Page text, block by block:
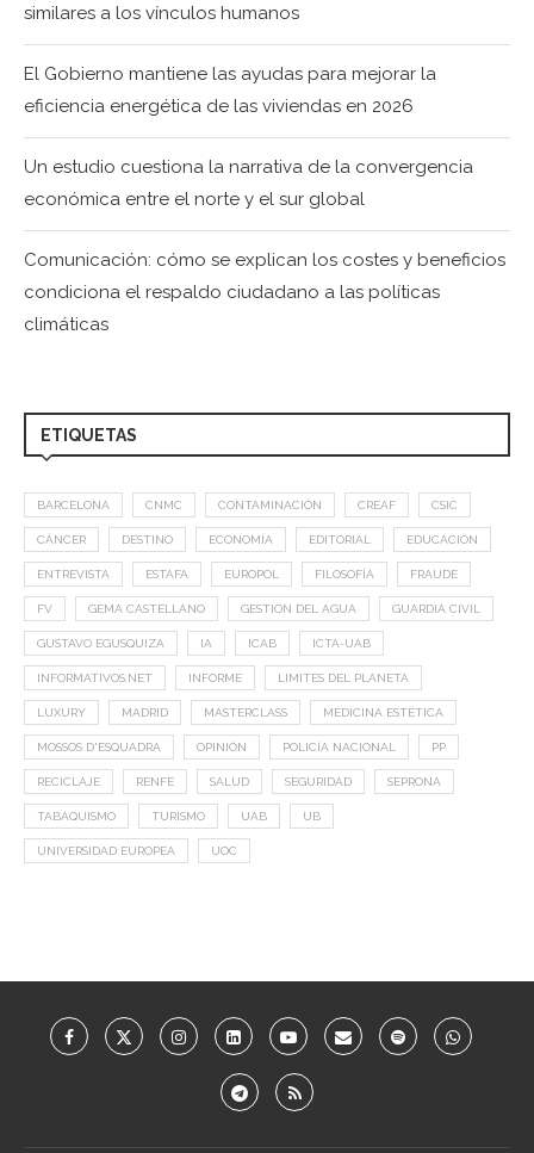
similares a los vínculos humanos
El Gobierno mantiene las ayudas para mejorar la
eficiencia energética de las viviendas en 2026
Un estudio cuestiona la narrativa de la convergencia
económica entre el norte y el sur global
Comunicación: cómo se explican los costes y beneficios
condiciona el respaldo ciudadano a las políticas
climáticas
ETIQUETAS
BARCELONA CNMC CONTAMINACIÓN CREAF CSIC
CÁNCER DESTINO ECONOMÍA EDITORIAL EDUCACIÓN
ENTREVISTA ESTAFA EUROPOL FILOSOFÍA FRAUDE
FV GEMA CASTELLANO GESTION DEL AGUA GUARDIA CIVIL
GUSTAVO EGUSQUIZA IA ICAB ICTA-UAB
INFORMATIVOS.NET INFORME LIMITES DEL PLANETA
LUXURY MADRID MASTERCLASS MEDICINA ESTÉTICA
MOSSOS D'ESQUADRA OPINIÓN POLICÍA NACIONAL PP
RECICLAJE RENFE SALUD SEGURIDAD SEPRONA
TABAQUISMO TURISMO UAB UB
UNIVERSIDAD EUROPEA UOC